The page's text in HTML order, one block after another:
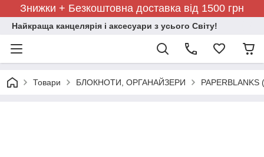
Знижки + Безкоштовна доставка від 1500 грн
Найкраща канцелярія і аксесуари з усього Світу!
Товари БЛОКНОТИ, ОРГАНАЙЗЕРИ PAPERBLANKS